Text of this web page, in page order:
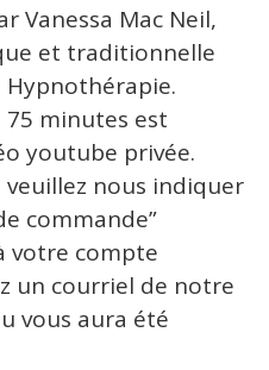
Vanessa Mac Neil,
et traditionnelle
Hypnothérapie.
75 minutes est
youtube privée.
nous indiquer
commande”
votre compte
un courriel de notre
vous aura été